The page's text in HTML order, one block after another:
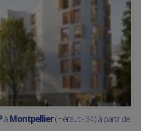
à Montpellier(Hérault - 34) à partir de